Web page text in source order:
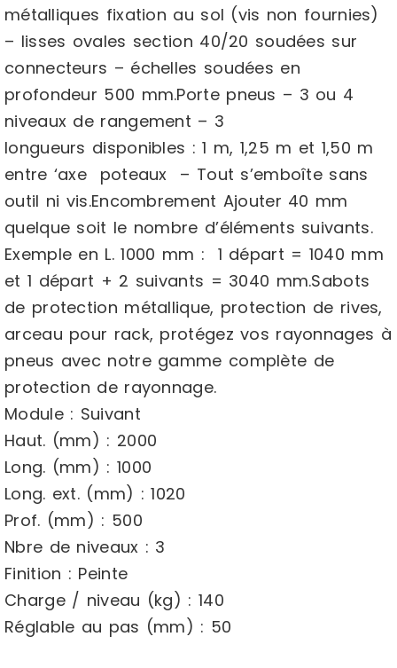
métalliques fixation au sol (vis non fournies)
– lisses ovales section 40/20 soudées sur
connecteurs – échelles soudées en
profondeur 500 mm.Porte pneus – 3 ou 4
niveaux de rangement – 3
longueurs disponibles : 1 m, 1,25 m et 1,50 m
entre ‘axe poteaux – Tout s’emboîte sans
outil ni vis.Encombrement Ajouter 40 mm
quelque soit le nombre d’éléments suivants.
Exemple en L. 1000 mm : 1 départ = 1040 mm
et 1 départ + 2 suivants = 3040 mm.Sabots
de protection métallique, protection de rives,
arceau pour rack, protégez vos rayonnages à
pneus avec notre gamme complète de
protection de rayonnage.
Module : Suivant
Haut. (mm) : 2000
Long. (mm) : 1000
Long. ext. (mm) : 1020
Prof. (mm) : 500
Nbre de niveaux : 3
Finition : Peinte
Charge / niveau (kg) : 140
Réglable au pas (mm) : 50